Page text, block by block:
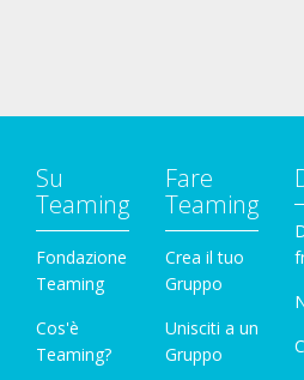
Su
Teaming
Fondazione
Teaming
Cos'è
Teaming?
Fare
Teaming
Crea il tuo
Gruppo
Unisciti a un
Gruppo